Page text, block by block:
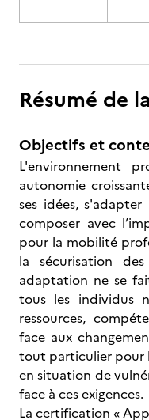
Résumé de
Objectifs et
L'environnement
autonomie
ses idées,
composer avec
pour la mobilité
la sécurisation
adaptation ne se
tous les individus
ressources,
face aux
tout particulier pour
en situation de
face à ces exigences.
La certification «